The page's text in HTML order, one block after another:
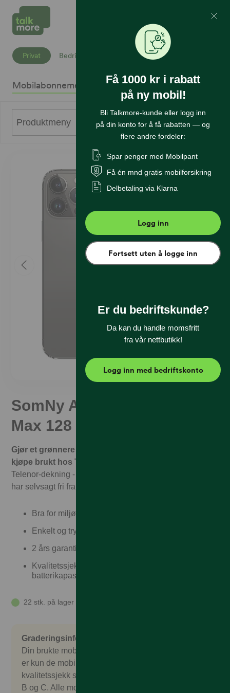
Mine Sider
Privat Bedrift
Mobilabonnement Mobiltelefoner InternettSikkerhet
Produktmeny
SomNy Apple iPhone 13 Pro
Max 128 GB Graphite (C)
Gjør et grønnere valg og spar penger. Det er trygt å
kjøpe brukt hos Talkmore!
Telenor-dekning - til Talkmorepriser, ingen binding, og vi
har selvsagt fri frakt og rask levering
Bra for miljøet
Enkelt og trygt
2 års garanti og 30 dagers angrerett
Kvalitetssjekket, garantert over 80%
batterikapasitet
22 stk. på lager
Graderingsinformasjon
Din brukte mobil er nøye sjekket og kontrollert. Det
er kun de mobilene som består en omfattende
kvalitetssjekk som godkjennes. Vi selger gradering
B og C. Alle mobilene kommer uten salgspakke,
Få 1000 kr i rabatt
på ny mobil!
Bli Talkmore-kunde eller logg inn
på din konto for å få rabatten — og
flere andre fordeler:
Spar penger med Mobilpant
Få én mnd gratis mobilforsikring
Delbetaling via Klarna
Logg inn
Fortsett uten å logge inn
Er du bedriftskunde?
Da kan du handle momsfritt
fra vår nettbutikk!
Logg inn med bedriftskonto